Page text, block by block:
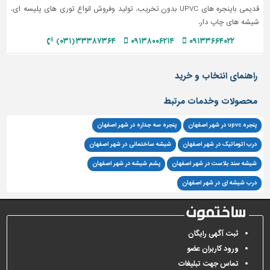
تاسیسات
شهرسازی،
و
قدیمی باپنجره های UPVC بدون تخریب. تولید وفروش انواع توری های پلیسه ای.
شیشه های چاپ دار.
۰۹۱۳۳۶۶۴۰۲۲ ۰۹۱۳۸۰۰۶۲۱۴ ۳۳۳۸۷۳۶۴ (۰۳۱)
راهنمای انتخاب و خرید
محصولات وخدمات مرتبط
پنجره upvc در شهر اصفهان پنجره سه جداره در شهر اصفهان
درب اتوماتیک در شهر اصفهان شیشه ساختمانی در شهر اصفهان
شیشه سند بلاست در شهر اصفهان پشم شیشه در شهر اصفهان
درب شیشه ای در شهر اصفهان
ثبت آگهی رایگان
ورود کاربران عضو
تماس جهت تبلیغات